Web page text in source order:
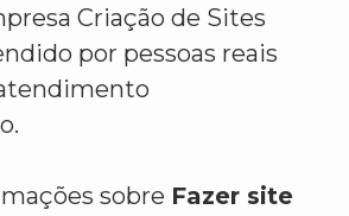
Criação de Sites
por pessoas reais
sobre Fazer site